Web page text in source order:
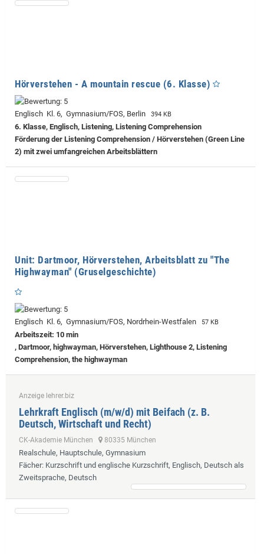
Hörverstehen - A mountain rescue (6. Klasse)
Englisch Kl. 6, Gymnasium/FOS, Berlin 394 KB
6. Klasse, Englisch, Listening, Listening Comprehension
Förderung der Listening Comprehension / Hörverstehen (Green Line
2) mit zwei umfangreichen Arbeitsblättern
Unit: Dartmoor, Hörverstehen, Arbeitsblatt zu "The
Highwayman" (Gruselgeschichte)
Englisch Kl. 6, Gymnasium/FOS, Nordrhein-Westfalen 57 KB
Arbeitszeit: 10 min
, Dartmoor, highwayman, Hörverstehen, Lighthouse 2, Listening
Comprehension, the highwayman
Anzeige lehrer.biz
Lehrkraft Englisch (m/w/d) mit Beifach (z. B.
Deutsch, Wirtschaft und Recht)
CK-Akademie München 80335 München
Realschule, Hauptschule, Gymnasium
Fächer: Kurzschrift und englische Kurzschrift, Englisch, Deutsch als
Zweitsprache, Deutsch